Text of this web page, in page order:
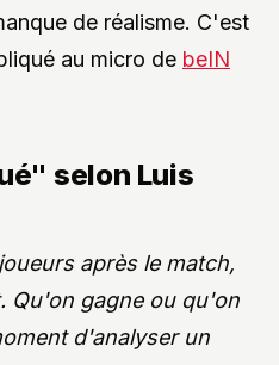
de réalisme. C'est
au micro de beIN
selon Luis
après le match,
Qu'on gagne ou qu'on
d'analyser un